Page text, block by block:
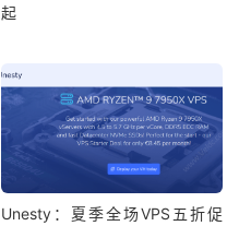
起
Unesty：夏季全场VPS五折促